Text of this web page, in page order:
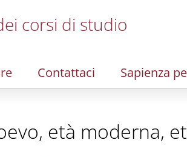
corsi di studio
Contattaci Sapienza
età moderna,